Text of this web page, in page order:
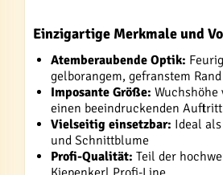
Einzigartige Merkmale und
Atemberaubende Optik:
gelborangem, gefranstem Rand
Imposante Größe:
einen beeindruckenden Auftritt
Vielseitig einsetzbar: Ideal
und Schnittblume
Profi-Qualität: Teil der